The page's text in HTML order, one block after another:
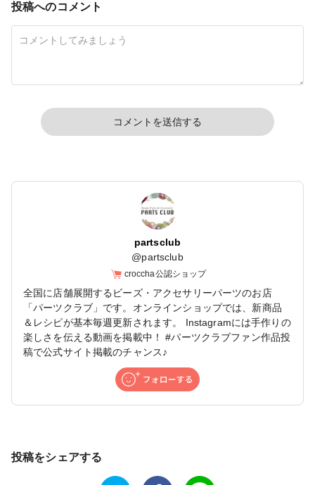
投稿へのコメント
コメントを送信する
partsclub
@partsclub
croccha公認ショップ
全国に店舗展開するビーズ・アクセサリーパーツのお店
「パーツクラブ」です。オンラインショップでは、新商品
＆レシピが基本毎週更新されます。 Instagramには手作りの
楽しさを伝える動画を掲載中！ #パーツクラブファン作品投
稿で公式サイト掲載のチャンス♪
投稿をシェアする